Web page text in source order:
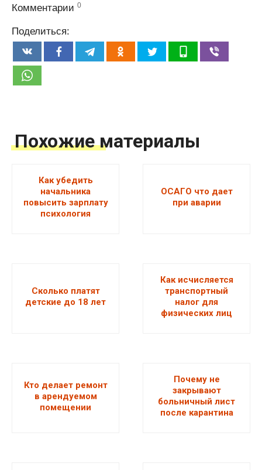
Комментарии 0
Поделиться:
Похожие материалы
Как убедить
начальника
повысить зарплату
психология
ОСАГО что дает
при аварии
Сколько платят
детские до 18 лет
Как исчисляется
транспортный
налог для
физических лиц
Кто делает ремонт
в арендуемом
помещении
Почему не
закрывают
больничный лист
после карантина